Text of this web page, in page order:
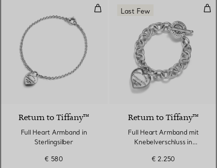
Full Heart Armband in
Return to Tiffany™
Full Heart Armband in
Sterlingsilber
€ 580
Last Few
Return to Tiffany™
Full Heart Armband mit
Knebelverschluss in
€ 2.250